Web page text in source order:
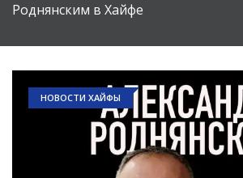
Роднянским в Хайфе
НОВОСТИ ХАЙФЫ